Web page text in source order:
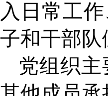
入日常工
子和干部队
党组织